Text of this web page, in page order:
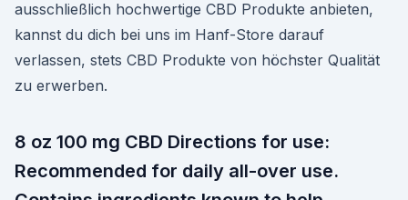
ausschließlich hochwertige CBD Produkte anbieten,
kannst du dich bei uns im Hanf-Store darauf
verlassen, stets CBD Produkte von höchster Qualität
zu erwerben.
8 oz 100 mg CBD Directions for use:
Recommended for daily all-over use.